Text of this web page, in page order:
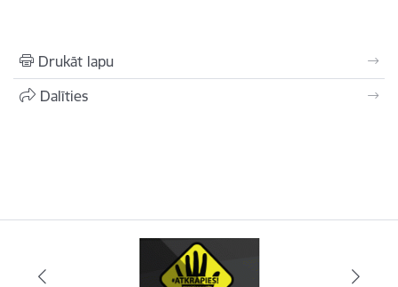
Drukāt lapu
Dalīties